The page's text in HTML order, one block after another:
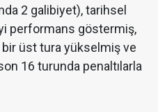
2 galibiyet), tarihsel
performans göstermiş,
üst tura yükselmiş ve
16 turunda penaltılarla